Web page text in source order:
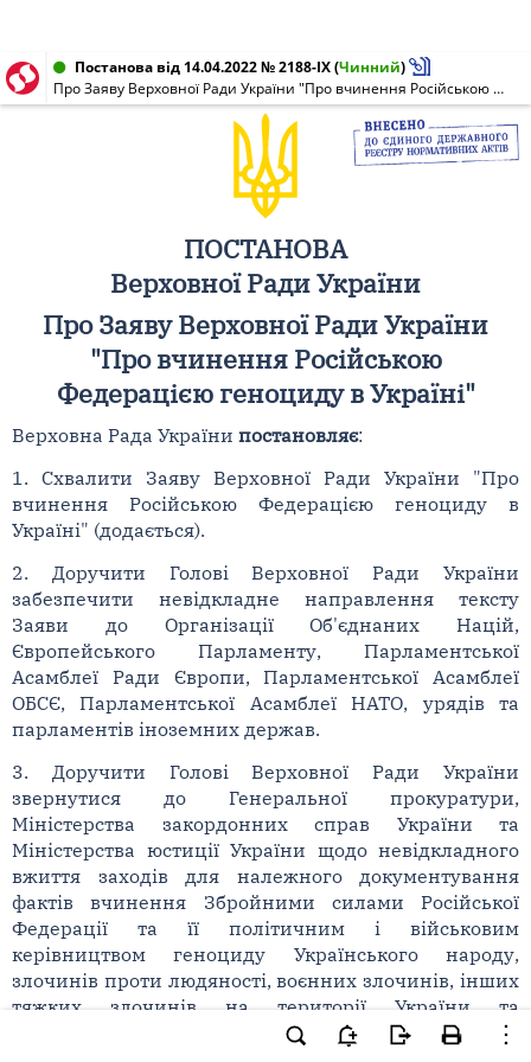
Постанова від 14.04.2022 № 2188-IX(Чинний)
Про Заяву Верховної Ради України "Про вчинення Російською Федерацією геноциду в Україні"